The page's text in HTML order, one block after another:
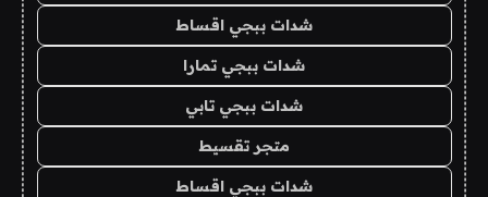
شدات ببجي اقساط
شدات ببجي تمارا
شدات ببجي تابي
متجر تقسيط
شدات ببجي اقساط